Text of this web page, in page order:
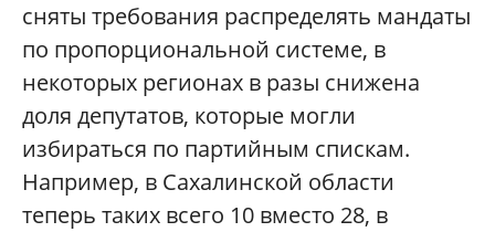
сняты требования распределять мандаты
по пропорциональной системе, в
некоторых регионах в разы снижена
доля депутатов, которые могли
избираться по партийным спискам.
Например, в Сахалинской области
теперь таких всего 10 вместо 28, в